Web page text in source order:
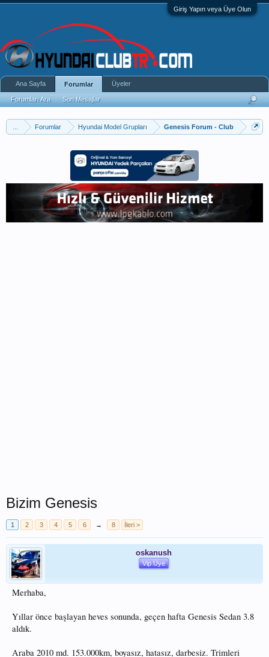
Giriş Yapın veya Üye Olun
Forumlar Hyundai Model Grupları Genesis Forum - Club
Bizim Genesis
1 2 3 4 5 6 → 8 İleri >
oskanush
Vip Üye
Merhaba,
Yıllar önce başlayan heves sonunda, geçen hafta Genesis Sedan 3.8
aldık.
Araba 2010 md. 153.000km, boyasız, hatasız, darbesiz. Trimleri
Ana Sayfa Forumlar
Forumları Ara Son Mesajlar
Üyeler